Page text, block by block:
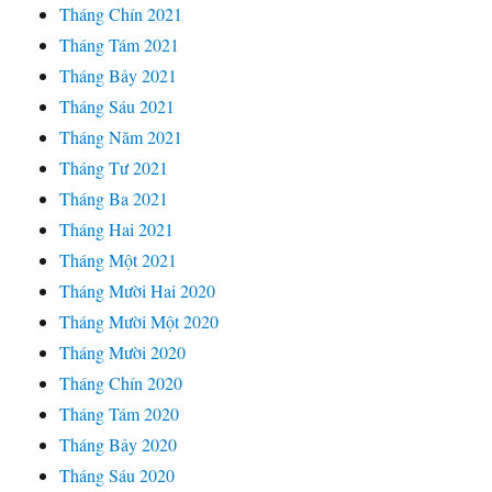
Tháng Chín 2021
Tháng Tám 2021
Tháng Bảy 2021
Tháng Sáu 2021
Tháng Năm 2021
Tháng Tư 2021
Tháng Ba 2021
Tháng Hai 2021
Tháng Một 2021
Tháng Mười Hai 2020
Tháng Mười Một 2020
Tháng Mười 2020
Tháng Chín 2020
Tháng Tám 2020
Tháng Bảy 2020
Tháng Sáu 2020